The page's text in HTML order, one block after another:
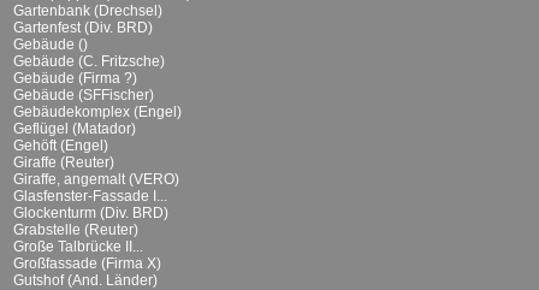
Gartenbank (Drechsel)
Gartenfest (Div. BRD)
Gebäude ()
Gebäude (C. Fritzsche)
Gebäude (Firma ?)
Gebäude (SFFischer)
Gebäudekomplex (Engel)
Geflügel (Matador)
Gehöft (Engel)
Giraffe (Reuter)
Giraffe, angemalt (VERO)
Glasfenster-Fassade I...
Glockenturm (Div. BRD)
Grabstelle (Reuter)
Große Talbrücke II...
Großfassade (Firma X)
Gutshof (And. Länder)